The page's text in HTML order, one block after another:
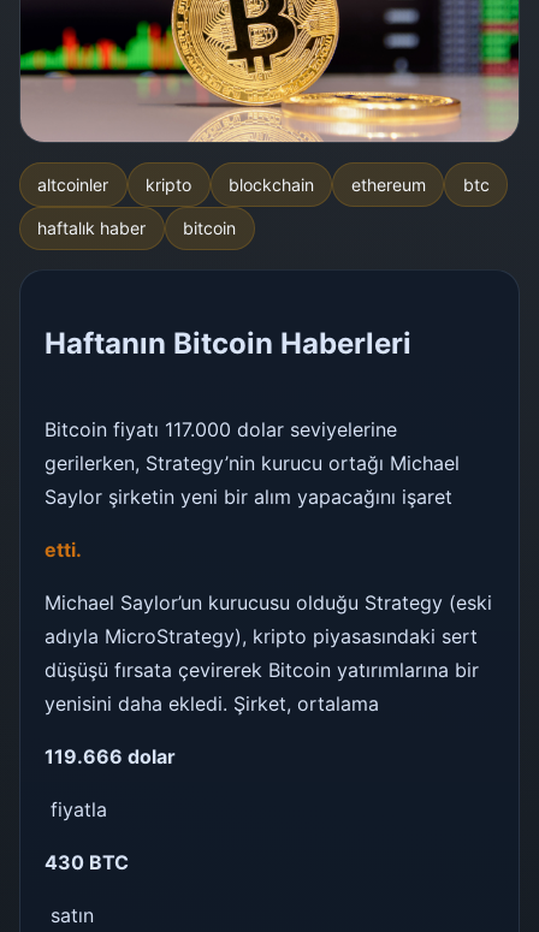
altcoinler kripto blockchain ethereum btc
haftalık haber bitcoin
Haftanın Bitcoin Haberleri
Bitcoin fiyatı 117.000 dolar seviyelerine
gerilerken, Strategy’nin kurucu ortağı Michael
Saylor şirketin yeni bir alım yapacağını işaret
etti.
Michael Saylor’un kurucusu olduğu Strategy (eski
adıyla MicroStrategy), kripto piyasasındaki sert
düşüşü fırsata çevirerek Bitcoin yatırımlarına bir
yenisini daha ekledi. Şirket, ortalama
119.666 dolar
fiyatla
430 BTC
satın